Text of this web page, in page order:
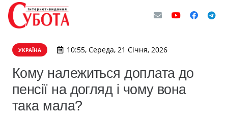
УКРАЇНА 10:55, Середа, 21 Січня, 2026
Кому належиться доплата до
пенсії на догляд і чому вона
така мала?